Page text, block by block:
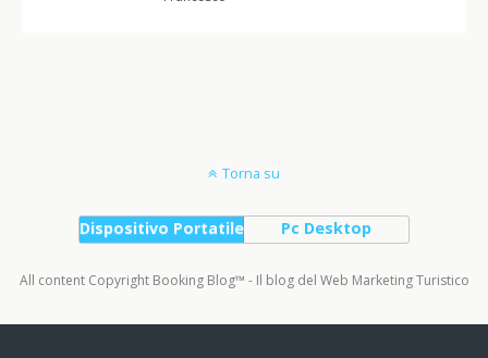
Torna su
Dispositivo Portatile Pc Desktop
All content Copyright Booking Blog™ - Il blog del Web Marketing Turistico